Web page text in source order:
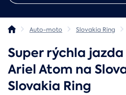
Auto-moto Slovakia Ring
Super rýchla
Ariel Atom na
Slovakia Ring